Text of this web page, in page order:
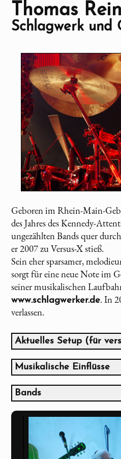
Thomas
Schlagwerk und
Geboren im Rhein-Main-
des Jahres des Kennedy-
ungezählten Bands quer
er 2007 zu Versus-X stieß.
Sein eher sparsamer,
sorgt für eine neue Note im
seiner musikalischen
www.schlagwerker.de. In
verlassen.
Aktuelles Setup (für
22 x 18 BD / 8 x 8, 10 x 8,
14 x 6 Ludwig Snare
10 x 4 Mapex Snare
Mixed Cymbals
Several percussion
Roland SPDS Sampling Pad
Musikalische Einflüsse
Terry Bozzio
Bill Bruford
Bands
Dream Theater
Peter Gabriel